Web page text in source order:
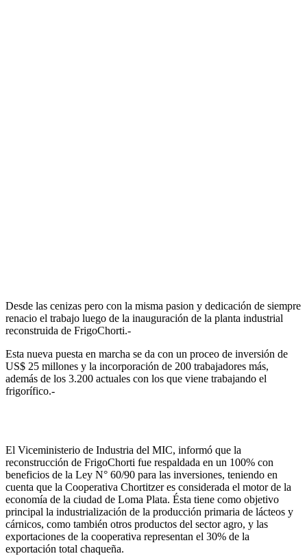
Desde las cenizas pero con la misma pasion y dedicación de siempre
renacio el trabajo luego de la inauguración de la planta industrial
reconstruida de FrigoChorti.-
Esta nueva puesta en marcha se da con un proceo de inversión de
US$ 25 millones y la incorporación de 200 trabajadores más,
además de los 3.200 actuales con los que viene trabajando el
frigorífico.-
El Viceministerio de Industria del MIC, informó que la
reconstrucción de FrigoChorti fue respaldada en un 100% con
beneficios de la Ley N° 60/90 para las inversiones, teniendo en
cuenta que la Cooperativa Chortitzer es considerada el motor de la
economía de la ciudad de Loma Plata. Ésta tiene como objetivo
principal la industrialización de la producción primaria de lácteos y
cárnicos, como también otros productos del sector agro, y las
exportaciones de la cooperativa representan el 30% de la
exportación total chaqueña.